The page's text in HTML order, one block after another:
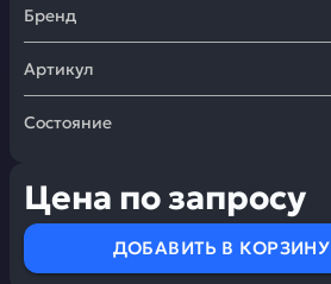
Бренд
Артикул
Состояние
Цена по запросу
ДОБАВИТЬ В КОРЗИНУ